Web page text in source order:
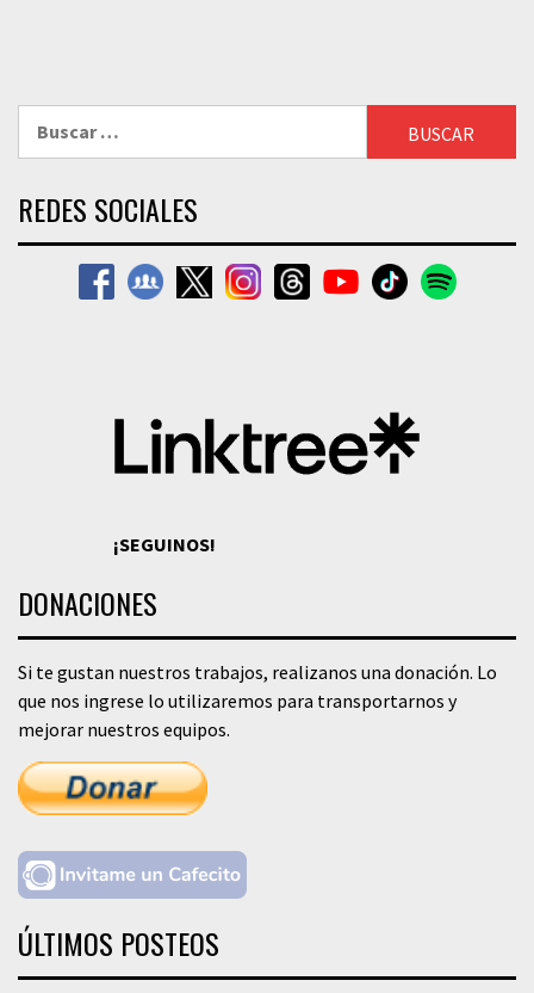
REDES SOCIALES
¡SEGUINOS!
DONACIONES
Si te gustan nuestros trabajos, realizanos una donación. Lo
que nos ingrese lo utilizaremos para transportarnos y
mejorar nuestros equipos.
ÚLTIMOS POSTEOS